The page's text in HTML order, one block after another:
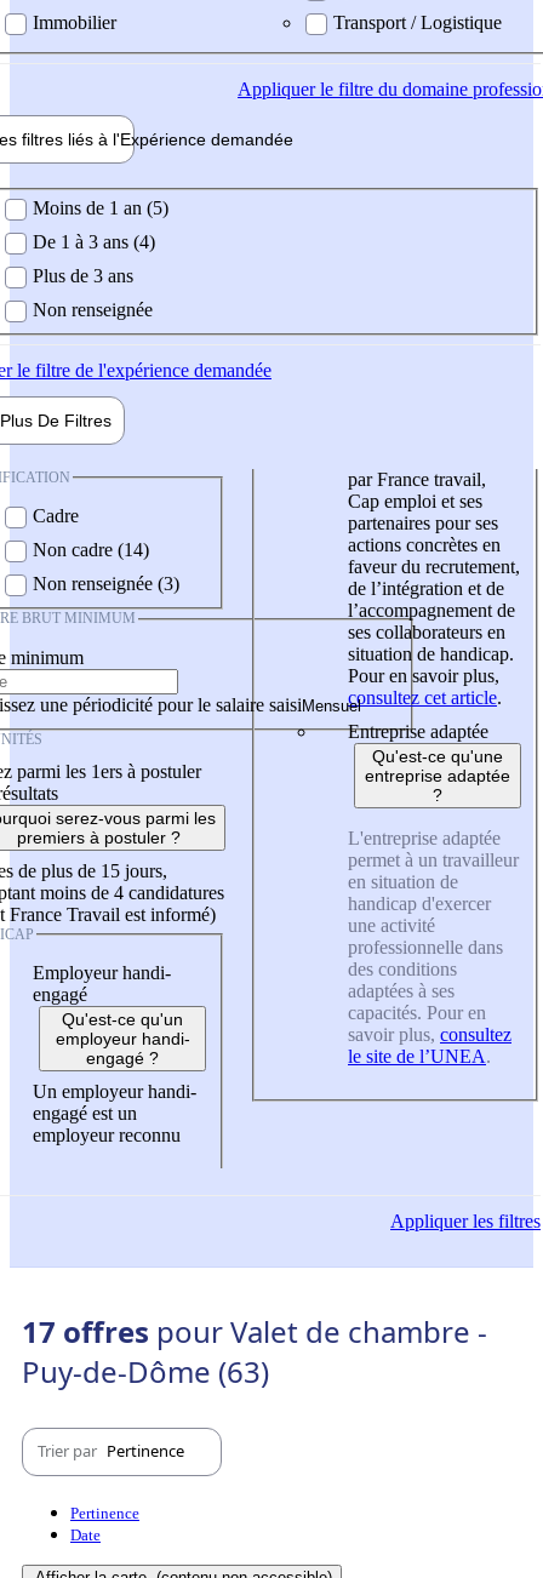
Immobilier
Transport / Logistique
Appliquerle filtre du domaine
filtres liés à l'Expérience demandée
demandée
Moins de 1 an (5)
De 1 à 3 ans (4)
Plus de 3 ans
Non renseignée
le filtre de l'expérience demandée
Plus De Filtres
Cadre
Non cadre (14)
Non renseignée (3)
BRUT MINIMUM
minimum
une périodicité pour le salaire saisi
parmi les 1ers à postuler
serez-vous parmi les
premiers à postuler ?
de plus de 15 jours,
moins de 4 candidatures
France Travail est informé)
Employeur handi-
engagé
Qu'est-ce qu'un
employeur handi-
engagé ?
Un employeur handi-
engagé est un
employeur reconnu
par France travail,
Cap emploi et ses
partenaires pour ses
actions concrètes en
faveur du recrutement,
de l’intégration et de
l’accompagnement de
ses collaborateurs en
situation de handicap.
Pour en savoir plus,
consultez cet article.
Entreprise adaptée
Qu'est-ce qu'une
entreprise adaptée
?
L'entreprise adaptée
permet à un travailleur
en situation de
handicap d'exercer
une activité
professionnelle dans
des conditions
adaptées à ses
capacités. Pour en
savoir plus, consultez
le site de l’UNEA.
Appliquerles filtres
17 offres pour Valet de chambre -
Puy-de-Dôme (63)
Trier par Pertinence
Pertinence
Date